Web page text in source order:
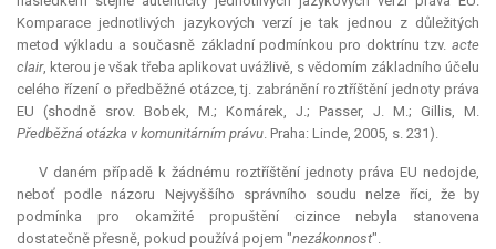
Komparace jednotlivých jazykových verzí je tak jednou z důležitých
metod výkladu a současně základní podmínkou pro doktrínu tzv. acte
clair, kterou je však třeba aplikovat uvážlivě, s vědomím základního účelu
celého řízení o předběžné otázce, tj. zabránění roztříštění jednoty práva
EU (shodně srov. Bobek, M.; Komárek, J.; Passer, J. M.; Gillis, M.
Předběžná otázka v komunitárním právu. Praha: Linde, 2005, s. 231).
V daném případě k žádnému roztříštění jednoty práva EU nedojde,
neboť podle názoru Nejvyššího správního soudu nelze říci, že by
podmínka pro okamžité propuštění cizince nebyla stanovena
dostatečně přesně, pokud používá pojem "nezákonnost".